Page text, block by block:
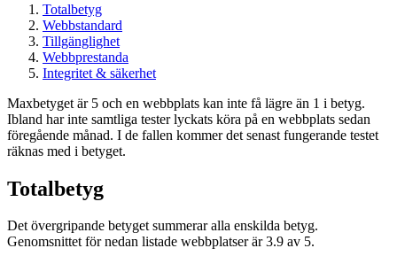
Totalbetyg
Webbstandard
Tillgänglighet
Webbprestanda
Integritet & säkerhet
Maxbetyget är 5 och en webbplats kan inte få lägre än 1 i betyg.
Ibland har inte samtliga tester lyckats köra på en webbplats sedan
föregående månad. I de fallen kommer det senast fungerande testet
räknas med i betyget.
Totalbetyg
Det övergripande betyget summerar alla enskilda betyg.
Genomsnittet för nedan listade webbplatser är 3.9 av 5.